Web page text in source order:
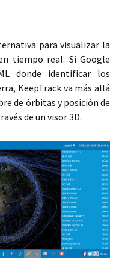
para visualizar la
tiempo real. Si Google
donde identificar los
KeepTrack va más allá
de órbitas y posición de
de un visor 3D.